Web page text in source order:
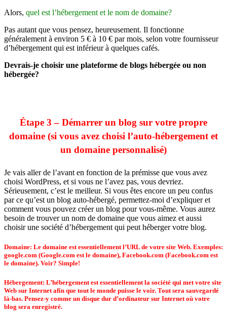
Alors, quel est l’hébergement et le nom de domaine?
Pas autant que vous pensez, heureusement. Il fonctionne
généralement à environ 5 € à 10 € par mois, selon votre fournisseur
d’hébergement qui est inférieur à quelques cafés.
Devrais-je choisir une plateforme de blogs hébergée ou non
hébergée?
Étape 3 – Démarrer un blog sur votre propre
domaine (si vous avez choisi l’auto-hébergement et
un domaine personnalisé)
Je vais aller de l’avant en fonction de la prémisse que vous avez
choisi WordPress, et si vous ne l’avez pas, vous devriez.
Sérieusement, c’est le meilleur. Si vous êtes encore un peu confus
par ce qu’est un blog auto-hébergé, permettez-moi d’expliquer et
comment vous pouvez créer un blog pour vous-même. Vous aurez
besoin de trouver un nom de domaine que vous aimez et aussi
choisir une société d’hébergement qui peut héberger votre blog.
Domaine: Le domaine est essentiellement l’URL de votre site Web. Exemples:
google.com (Google.com est le domaine), Facebook.com (Facebook.com est
le domaine). Voir? Simple!
Hébergement: L’hébergement est essentiellement la société qui met votre site
Web sur Internet afin que tout le monde puisse le voir. Tout sera sauvegardé
là-bas. Pensez-y comme un disque dur d’ordinateur sur Internet où votre
blog sera enregistré.